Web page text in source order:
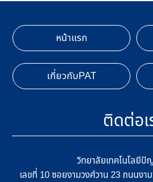
หน้าแรก
เกี่ยวกับPAT
ติดต่อเ
วิทยาลัยเทคโนโลยี
เลขที่ 10 ซอยงามวงศ์วาน 23 ถนนงา